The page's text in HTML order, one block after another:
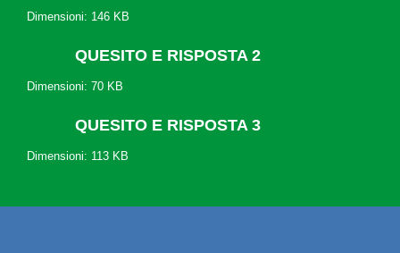
Dimensioni: 146 KB
QUESITO E RISPOSTA 2
Dimensioni: 70 KB
QUESITO E RISPOSTA 3
Dimensioni: 113 KB